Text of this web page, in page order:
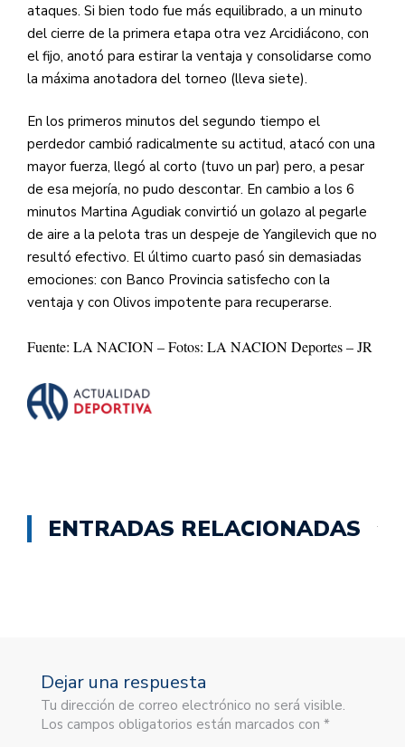
ataques. Si bien todo fue más equilibrado, a un minuto
del cierre de la primera etapa otra vez Arcidiácono, con
el fijo, anotó para estirar la ventaja y consolidarse como
la máxima anotadora del torneo (lleva siete).
En los primeros minutos del segundo tiempo el
perdedor cambió radicalmente su actitud, atacó con una
mayor fuerza, llegó al corto (tuvo un par) pero, a pesar
de esa mejoría, no pudo descontar. En cambio a los 6
minutos Martina Agudiak convirtió un golazo al pegarle
de aire a la pelota tras un despeje de Yangilevich que no
resultó efectivo. El último cuarto pasó sin demasiadas
emociones: con Banco Provincia satisfecho con la
ventaja y con Olivos impotente para recuperarse.
Fuente: LA NACION – Fotos: LA NACION Deportes – JR
ENTRADAS RELACIONADAS
Dejar una respuesta
Tu dirección de correo electrónico no será visible.
Los campos obligatorios están marcados con *